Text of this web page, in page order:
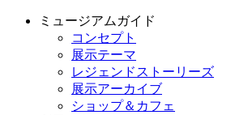
ミュージアムガイド
コンセプト
展示テーマ
レジェンドストーリーズ
展示アーカイブ
ショップ＆カフェ